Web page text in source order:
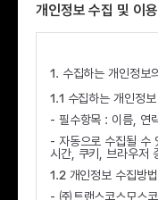
개인정보 수집 및 이용
1. 수집하는 개인정보
1.1 수집하는 개인정
- 필수항목 : 이름, 연
- 자동으로 수집될 수
시간, 쿠키, 브라우저
1.2 개인정보 수집방법
- ㈜트랜스코스모스